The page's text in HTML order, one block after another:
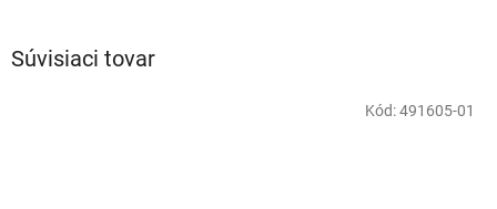
Súvisiaci tovar
Kód:491605-01